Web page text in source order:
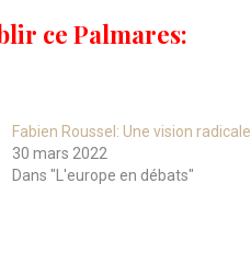
ce Palmares:
Fabien Roussel: Une vision radicale
30 mars 2022
Dans "L'europe en débats"